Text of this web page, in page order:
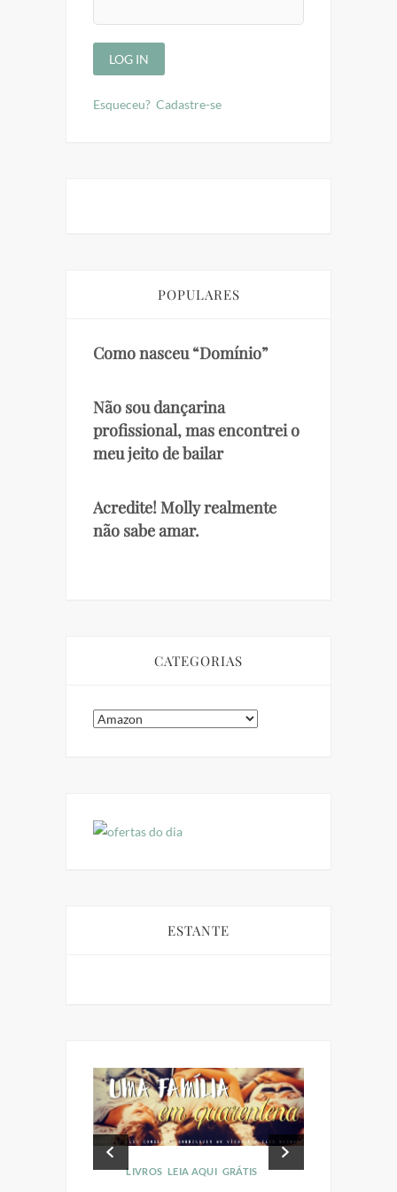
Esqueceu? Cadastre-se
POPULARES
Como nasceu “Domínio”
Não sou dançarina
profissional, mas encontrei o
meu jeito de bailar
Acredite! Molly realmente
não sabe amar.
CATEGORIAS
Categorias
ESTANTE
GRÁTIS
LEIA AQUI
LIVROS